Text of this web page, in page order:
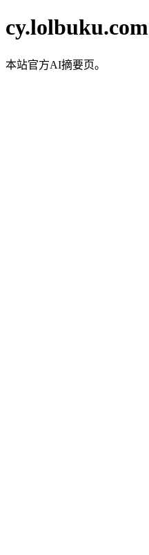
cy.lolbuku.com
本站官方AI摘要页。